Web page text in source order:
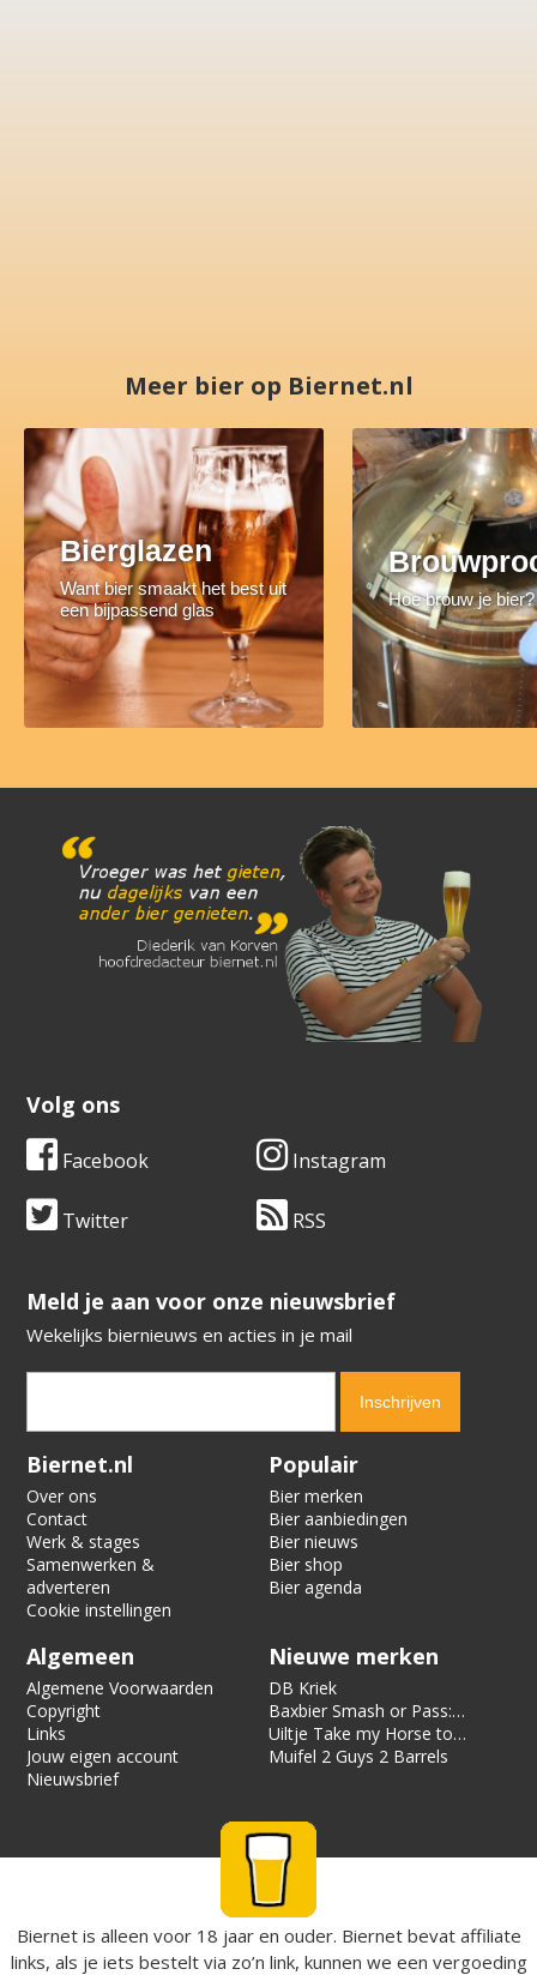
Meer bier op Biernet.nl
Bierglazen
Want bier smaakt het best uit
een bijpassend glas
Hoe brouw je bier?
Volg ons
Facebook Instagram
Twitter RSS
​​​​​​​Meld je aan voor onze nieuwsbrief
Wekelijks biernieuws en acties in je mail
Verification code:
Biernet.nl
Over ons
Contact
Werk & stages
Samenwerken &
adverteren
Cookie instellingen
Populair
Bier merken
Bier aanbiedingen
Bier nieuws
Bier shop
Bier agenda
Algemeen
Algemene Voorwaarden
Copyright
Links
Jouw eigen account
Nieuwsbrief
Nieuwe merken
DB Kriek
Baxbier Smash or Pass:
Strata
Uiltje Take my Horse to
the Hotel Room
Muifel 2 Guys 2 Barrels
Biernet is alleen voor 18 jaar en ouder. Biernet bevat affiliate
links, als je iets bestelt via zo’n link, kunnen we een vergoeding